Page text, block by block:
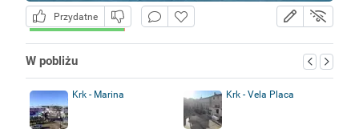
Przydatne
W pobliżu
Krk - Marina Krk - Vela Placa